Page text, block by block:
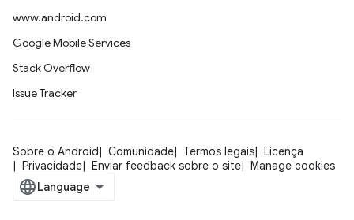
www.android.com
Google Mobile Services
Stack Overflow
Issue Tracker
Sobre o Android Comunidade Termos legais
Licença
Privacidade
Enviar feedback sobre o site Manage cookies